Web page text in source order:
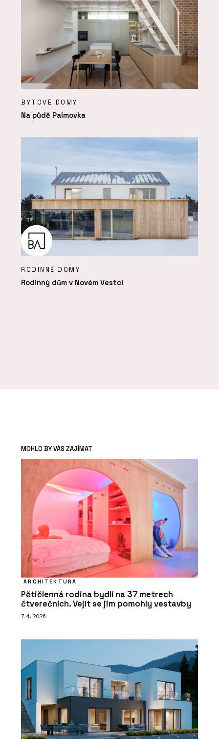
BYTOVÉ DOMY
Na půdě Palmovka
RODINNÉ DOMY
Rodinný dům v Novém Vestci
MOHLO BY VÁS ZAJÍMAT
ARCHITEKTURA
Pětičlenná rodina bydlí na 37 metrech
čtverečních. Vejít se jim pomohly vestavby
7. 4. 2026